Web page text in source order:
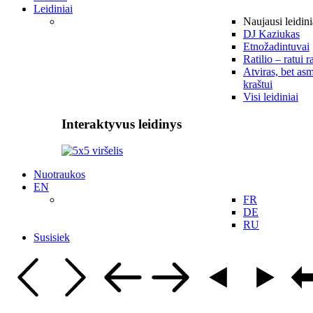
Leidiniai
Naujausi
DJ Kaziukas
Etnožadintuvai
Ratilio – ratui
Atviras, bet
kraštui
Visi leidiniai
Interaktyvus leidinys
Nuotraukos
EN
FR
DE
RU
Susisiek